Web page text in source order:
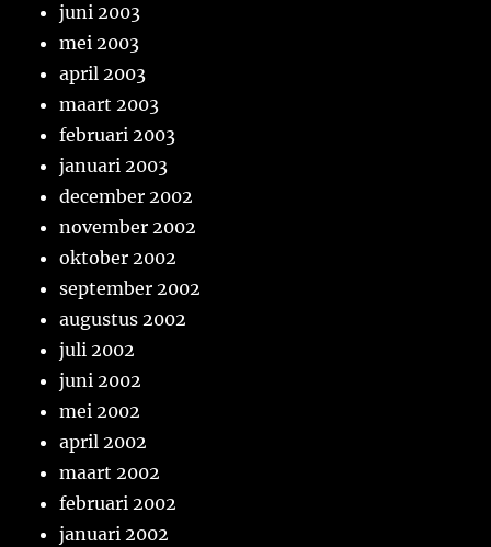
juni 2003
mei 2003
april 2003
maart 2003
februari 2003
januari 2003
december 2002
november 2002
oktober 2002
september 2002
augustus 2002
juli 2002
juni 2002
mei 2002
april 2002
maart 2002
februari 2002
januari 2002